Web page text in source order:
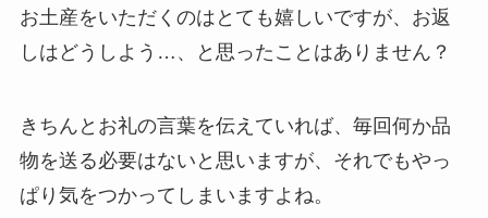
お土産をいただくのはとても嬉しいですが、お返
しはどうしよう…、と思ったことはありません？
きちんとお礼の言葉を伝えていれば、毎回何か品
物を送る必要はないと思いますが、それでもやっ
ぱり気をつかってしまいますよね。